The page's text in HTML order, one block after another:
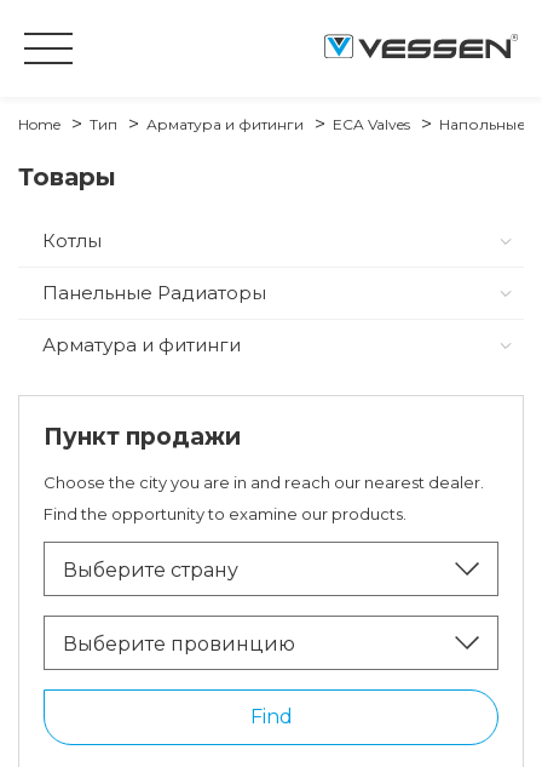
Home Тип Арматура и фитинги ECA Valves Напольные
Товары
Котлы
Панельные Радиаторы
Арматура и фитинги
Пункт продажи
Choose the city you are in and reach our nearest dealer.
Find the opportunity to examine our products.
Выберите страну
Выберите провинцию
Find